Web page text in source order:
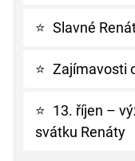
⭐ Slavné
⭐ Zajímavosti
⭐ 13. říjen –
svátku Renáty